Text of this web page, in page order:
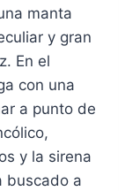
manta
y gran
En el
con una
a punto de
y la sirena
buscado a